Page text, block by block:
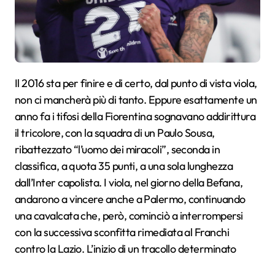
Il 2016 sta per finire e di certo, dal punto di vista viola,
non ci mancherà più di tanto. Eppure esattamente un
anno fa i tifosi della Fiorentina sognavano addirittura
il tricolore, con la squadra di un Paulo Sousa,
ribattezzato “l’uomo dei miracoli”, seconda in
classifica, a quota 35 punti, a una sola lunghezza
dall’Inter capolista. I viola, nel giorno della Befana,
andarono a vincere anche a Palermo, continuando
una cavalcata che, però, cominciò a interrompersi
con la successiva sconfitta rimediata al Franchi
contro la Lazio. L’inizio di un tracollo determinato